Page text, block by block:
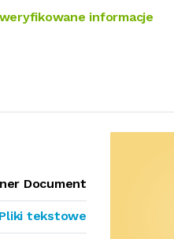
informacje
Document
Pliki tekstowe